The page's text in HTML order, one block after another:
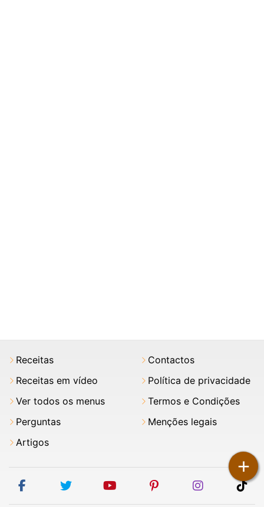
+
Receitas
Receitas em vídeo
Ver todos os menus
Perguntas
Artigos
Contactos
Política de privacidade
Termos e Condições
Menções legais
facebooktwitter youtubepinterestinstagram